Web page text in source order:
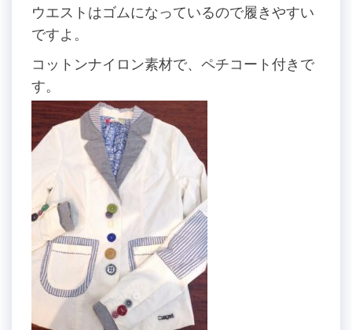
ウエストはゴムになっているので履きやすい
ですよ。
コットンナイロン素材で、ペチコート付きで
す。